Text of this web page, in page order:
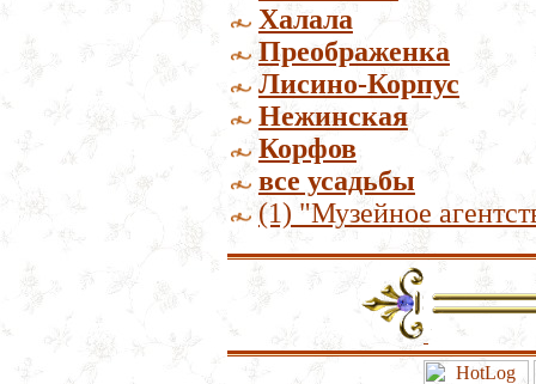
Халала
Преображенка
Лисино-Корпус
Нежинская
Корфов
все усадьбы
(1) "Музейное